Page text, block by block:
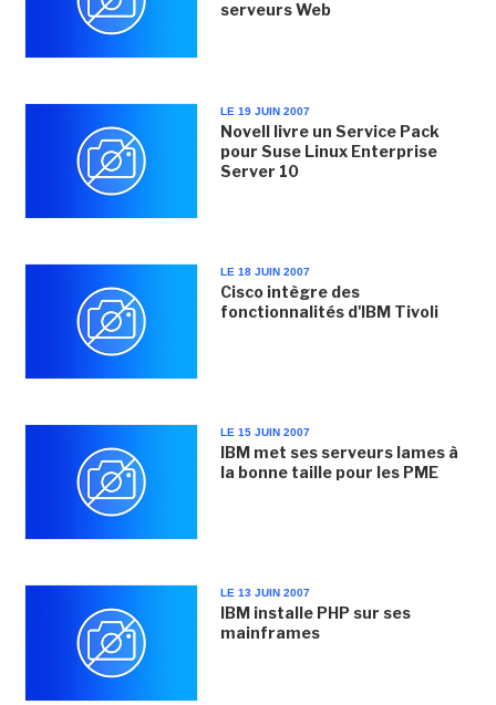
serveurs Web
LE 19 JUIN 2007
Novell livre un Service Pack
pour Suse Linux Enterprise
Server 10
LE 18 JUIN 2007
Cisco intègre des
fonctionnalités d'IBM Tivoli
LE 15 JUIN 2007
IBM met ses serveurs lames à
la bonne taille pour les PME
LE 13 JUIN 2007
IBM installe PHP sur ses
mainframes